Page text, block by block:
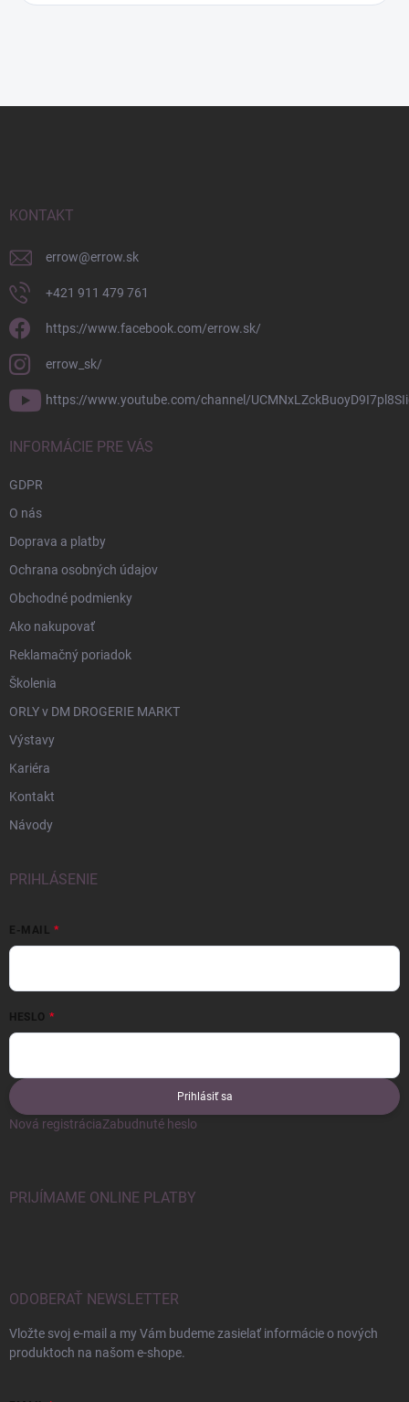
KONTAKT
errow@errow.sk
+421 911 479 761
https://www.facebook.com/errow.sk/
errow_sk/
https://www.youtube.com/channel/
INFORMÁCIE PRE VÁS
GDPR
O nás
Doprava a platby
Ochrana osobných údajov
Obchodné podmienky
Ako nakupovať
Reklamačný poriadok
Školenia
ORLY v DM DROGERIE MARKT
Výstavy
Kariéra
Kontakt
Návody
PRIHLÁSENIE
E-MAIL
HESLO
Prihlásiť sa
Nová registráciaZabudnuté heslo
PRIJÍMAME ONLINE PLATBY
ODOBERAŤ NEWSLETTER
Vložte svoj e-mail a my Vám budeme zasielať informácie o nových
produktoch na našom e-shope.